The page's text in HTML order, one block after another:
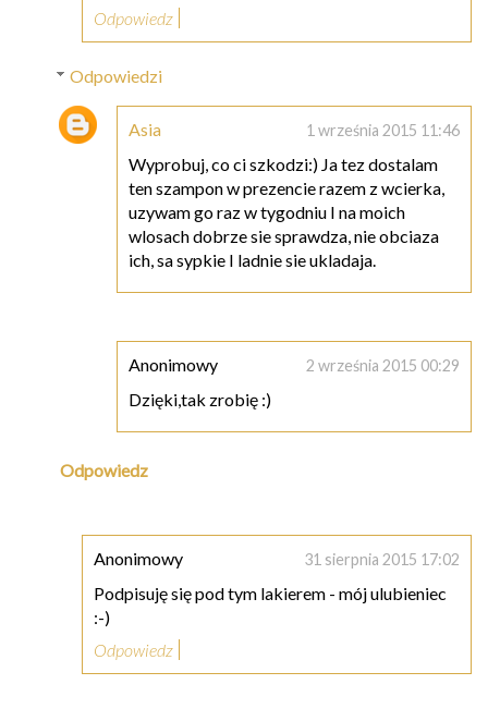
Odpowiedz
Odpowiedzi
Asia 1 września 2015 11:46
Wyprobuj, co ci szkodzi:) Ja tez dostalam
ten szampon w prezencie razem z wcierka,
uzywam go raz w tygodniu I na moich
wlosach dobrze sie sprawdza, nie obciaza
ich, sa sypkie I ladnie sie ukladaja.
Anonimowy 2 września 2015 00:29
Dzięki,tak zrobię :)
Odpowiedz
Anonimowy 31 sierpnia 2015 17:02
Podpisuję się pod tym lakierem - mój ulubieniec
:-)
Odpowiedz